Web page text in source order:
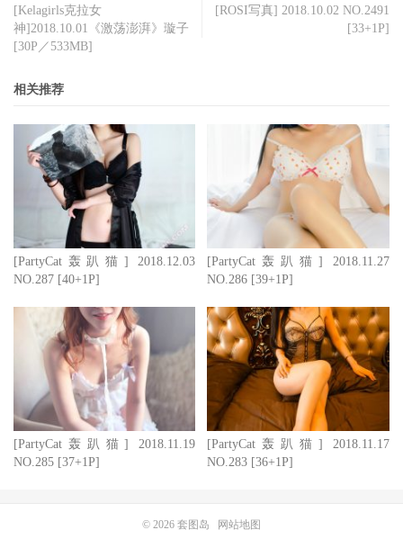
[Kelagirls克拉女
神]2018.10.01《激荡澎湃》璇子
[30P／533MB]
[ROSI写真] 2018.10.02 NO.2491
[33+1P]
相关推荐
[PartyCat轰趴猫] 2018.12.03
NO.287 [40+1P]
[PartyCat轰趴猫] 2018.11.27
NO.286 [39+1P]
[PartyCat轰趴猫] 2018.11.19
NO.285 [37+1P]
[PartyCat轰趴猫] 2018.11.17
NO.283 [36+1P]
© 2026 套图岛 网站地图